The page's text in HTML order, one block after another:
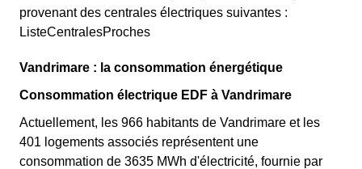
provenant des centrales électriques suivantes :
ListeCentralesProches
Vandrimare : la consommation énergétique
Consommation électrique EDF à Vandrimare
Actuellement, les 966 habitants de Vandrimare et les
401 logements associés représentent une
consommation de 3635 MWh d'électricité, fournie par